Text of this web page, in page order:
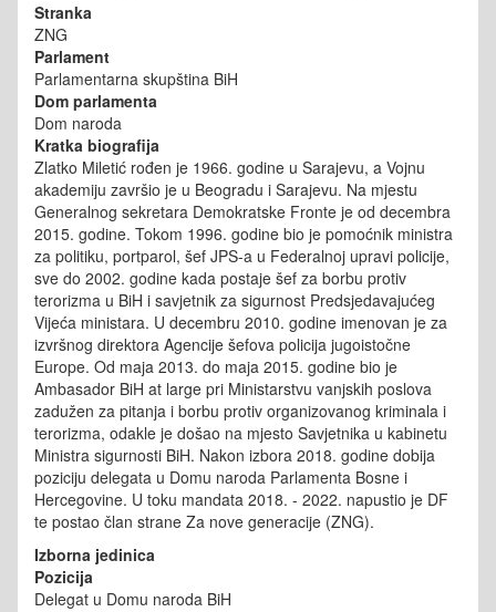
Stranka
ZNG
Parlament
Parlamentarna skupština BiH
Dom parlamenta
Dom naroda
Kratka biografija
Zlatko Miletić rođen je 1966. godine u Sarajevu, a Vojnu
akademiju završio je u Beogradu i Sarajevu. Na mjestu
Generalnog sekretara Demokratske Fronte je od decembra
2015. godine. Tokom 1996. godine bio je pomoćnik ministra
za politiku, portparol, šef JPS-a u Federalnoj upravi policije,
sve do 2002. godine kada postaje šef za borbu protiv
terorizma u BiH i savjetnik za sigurnost Predsjedavajućeg
Vijeća ministara. U decembru 2010. godine imenovan je za
izvršnog direktora Agencije šefova policija jugoistočne
Europe. Od maja 2013. do maja 2015. godine bio je
Ambasador BiH at large pri Ministarstvu vanjskih poslova
zadužen za pitanja i borbu protiv organizovanog kriminala i
terorizma, odakle je došao na mjesto Savjetnika u kabinetu
Ministra sigurnosti BiH. Nakon izbora 2018. godine dobija
poziciju delegata u Domu naroda Parlamenta Bosne i
Hercegovine. U toku mandata 2018. - 2022. napustio je DF
te postao član strane Za nove generacije (ZNG).
Izborna jedinica
Pozicija
Delegat u Domu naroda BiH